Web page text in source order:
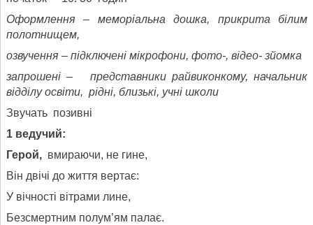
Оформлення – меморіальна дошка, прикрита білим
полотнищем,
озвучення – підключені мікрофони, фото-, відео- зйомка
запрошені – представники райвиконкому, начальник
відділу освіти, рідні, близькі, учні школи
Звучать позивні
1 ведучий:
Герой, вмираючи, не гине,
Він двічі до життя вертає:
У вічності вітрами лине,
Безсмертним полум’ям палає.